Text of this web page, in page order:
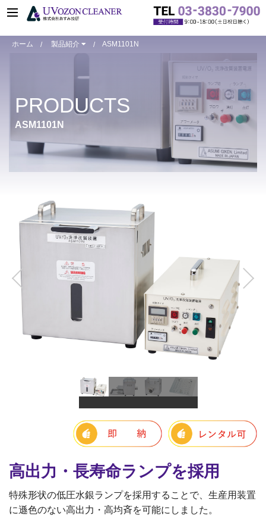
ホーム 製品紹介
ASM401N
ASM401oz
ASM1101N
ASM2503N
装置仕様比較表
カスタマイズ事例
R&D用小型装置オプション
R&D用小型装置オプション
コンベアタイプ製作事例
R&D用スキャン式装置
エキシマ照射改質データ
ASM1101N
PRODUCTS
ASM1101N
高出力・長寿命ランプを採用
特殊形状の低圧水銀ランプを採用することで、生産用装置
に遜色のない高出力・高均斉を可能にしました。